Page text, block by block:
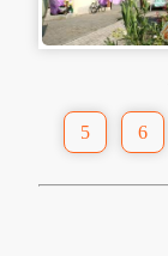
5 6